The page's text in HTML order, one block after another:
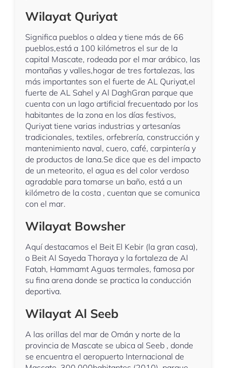
Wilayat Quriyat
Significa pueblos o aldea y tiene más de 66
pueblos,está a 100 kilómetros el sur de la
capital Mascate, rodeada por el mar arábico, las
montañas y valles,hogar de tres fortalezas, las
más importantes son el fuerte de AL Quriyat,el
fuerte de AL Sahel y Al DaghGran parque que
cuenta con un lago artificial frecuentado por los
habitantes de la zona en los días festivos,
Quriyat tiene varias industrias y artesanías
tradicionales, textiles, orfebrería, construcción y
mantenimiento naval, cuero, café, carpintería y
de productos de lana.Se dice que es del impacto
de un meteorito, el agua es del color verdoso
agradable para tomarse un baño, está a un
kilómetro de la costa , cuentan que se comunica
con el mar.
Wilayat Bowsher
Aquí destacamos el Beit El Kebir (la gran casa),
o Beit Al Sayeda Thoraya y la fortaleza de Al
Fatah, Hammamt Aguas termales, famosa por
su fina arena donde se practica la conducción
deportiva.
Wilayat Al Seeb
A las orillas del mar de Omán y norte de la
provincia de Mascate se ubica al Seeb , donde
se encuentra el aeropuerto Internacional de